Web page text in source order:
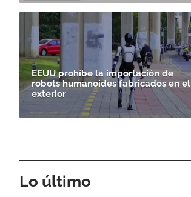
EEUU prohíbe la importación de
robots humanoides fabricados en el
exterior
Lo último